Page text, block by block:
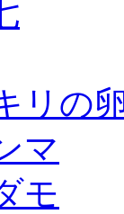
リの
マ
モ